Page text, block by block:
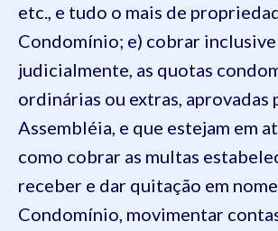
etc., e tudo o mais de
Condomínio; e) cobrar inclusive
judicialmente, as quotas
ordinárias ou extras, aprovadas
Assembléia, e que estejam em
como cobrar as multas
receber e dar quitação em
Condomínio, movimentar